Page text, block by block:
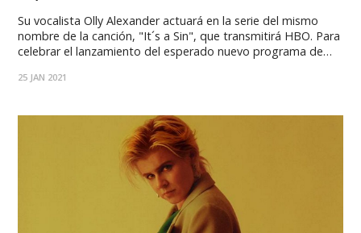
Su vocalista Olly Alexander actuará en la serie del mismo
nombre de la canción, "It´s a Sin", que transmitirá HBO. Para
celebrar el lanzamiento del esperado nuevo programa de
Years & Years se enorgullece de compartir su versión del
25 JAN 2021